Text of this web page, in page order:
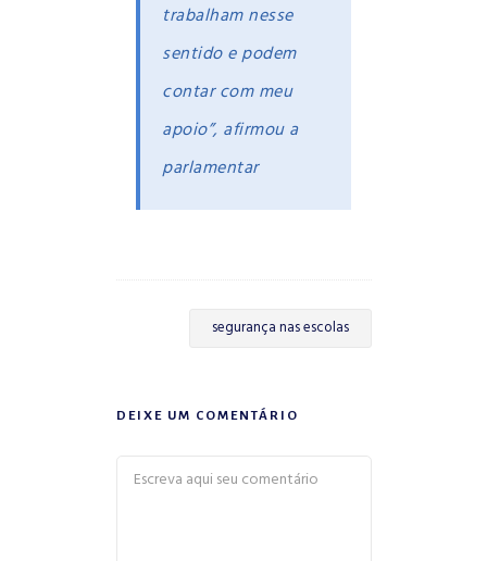
trabalham nesse
sentido e podem
contar com meu
apoio”, afirmou a
parlamentar
segurança nas escolas
DEIXE UM COMENTÁRIO